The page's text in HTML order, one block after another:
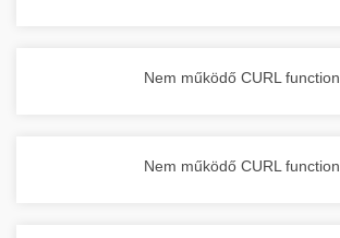
Nem működő CURL function.
Nem működő CURL function.